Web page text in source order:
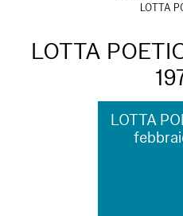
LOTTA
LOTTA
LOTTA